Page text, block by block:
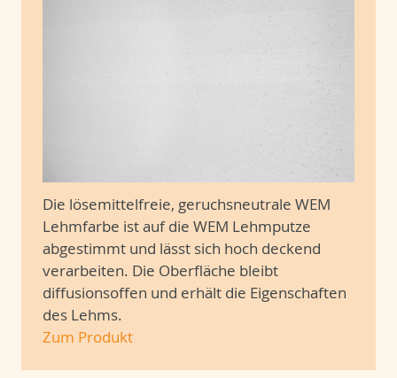
Die lösemittelfreie, geruchsneutrale WEM
Lehmfarbe ist auf die WEM Lehmputze
abgestimmt und lässt sich hoch deckend
verarbeiten. Die Oberfläche bleibt
diffusionsoffen und erhält die Eigenschaften
des Lehms.
Zum Produkt